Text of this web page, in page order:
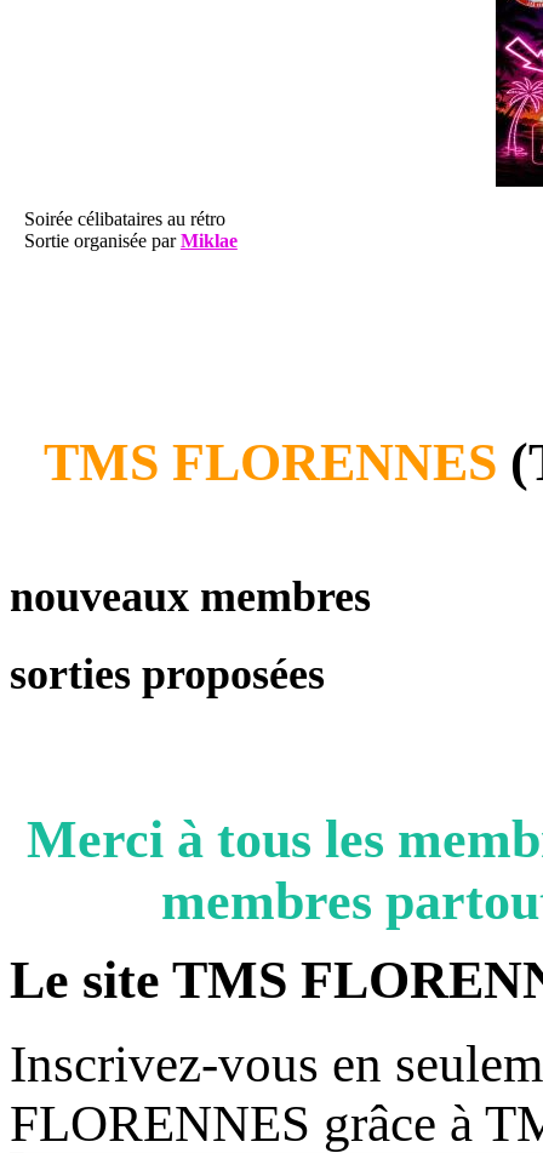
Soirée célibataires au rétro
Sortie organisée parMiklae
TMS FLORENNES
nouveaux membres
sorties proposées
Merci à tous les
membres
Le site TMS
Inscrivez-vous en
FLORENNES grâce à